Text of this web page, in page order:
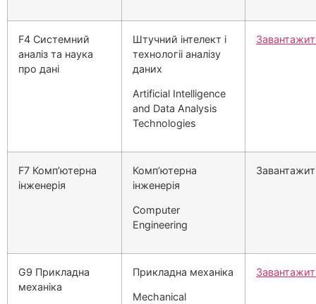
F4 Системний
аналiз та наука
про данi
Штучний iнтелект i
технологii аналiзу
даних
Artificial Intelligence
and Data Analysis
Technologies
F7 Комп’ютерна
інженерія
Комп’ютерна
інженерія
Computer
Engineering
G9 Прикладна
механіка
Прикладна механіка
Mechanical